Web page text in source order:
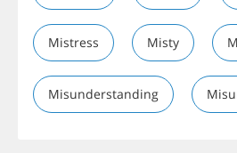
Mistress Misty
Misunderstanding